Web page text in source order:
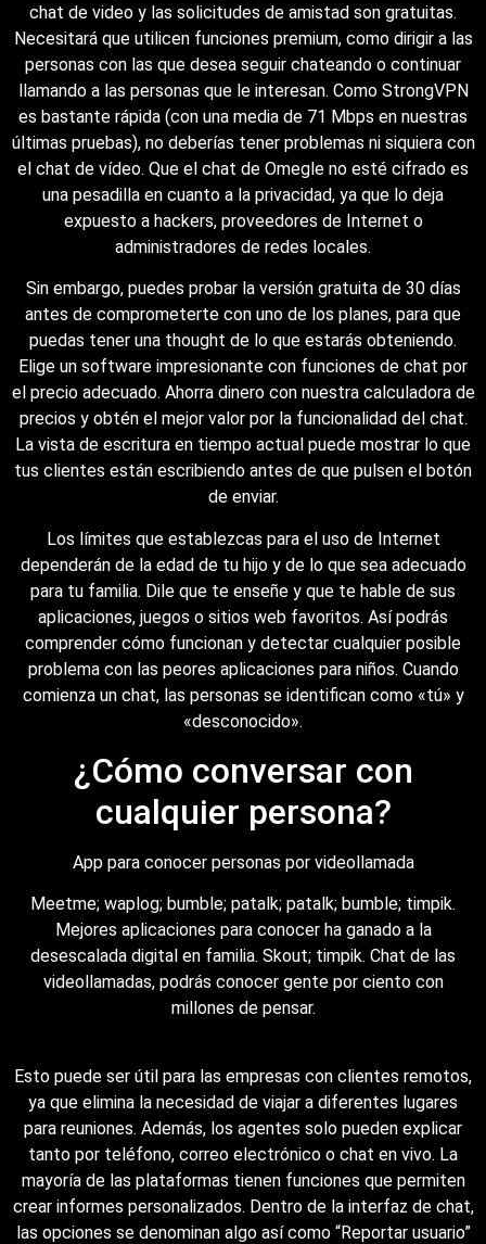
chat de video y las solicitudes de amistad son gratuitas.
Necesitará que utilicen funciones premium, como dirigir a las
personas con las que desea seguir chateando o continuar
llamando a las personas que le interesan. Como StrongVPN
es bastante rápida (con una media de 71 Mbps en nuestras
últimas pruebas), no deberías tener problemas ni siquiera con
el chat de vídeo. Que el chat de Omegle no esté cifrado es
una pesadilla en cuanto a la privacidad, ya que lo deja
expuesto a hackers, proveedores de Internet o
administradores de redes locales.
Sin embargo, puedes probar la versión gratuita de 30 días
antes de comprometerte con uno de los planes, para que
puedas tener una thought de lo que estarás obteniendo.
Elige un software impresionante con funciones de chat por
el precio adecuado. Ahorra dinero con nuestra calculadora de
precios y obtén el mejor valor por la funcionalidad del chat.
La vista de escritura en tiempo actual puede mostrar lo que
tus clientes están escribiendo antes de que pulsen el botón
de enviar.
Los límites que establezcas para el uso de Internet
dependerán de la edad de tu hijo y de lo que sea adecuado
para tu familia. Dile que te enseñe y que te hable de sus
aplicaciones, juegos o sitios web favoritos. Así podrás
comprender cómo funcionan y detectar cualquier posible
problema con las peores aplicaciones para niños. Cuando
comienza un chat, las personas se identifican como «tú» y
«desconocido».
¿Cómo conversar con
cualquier persona?
App para conocer personas por videollamada
Meetme; waplog; bumble; patalk; patalk; bumble; timpik.
Mejores aplicaciones para conocer ha ganado a la
desescalada digital en familia. Skout; timpik. Chat de las
videollamadas, podrás conocer gente por ciento con
millones de pensar.
Esto puede ser útil para las empresas con clientes remotos,
ya que elimina la necesidad de viajar a diferentes lugares
para reuniones. Además, los agentes solo pueden explicar
tanto por teléfono, correo electrónico o chat en vivo. La
mayoría de las plataformas tienen funciones que permiten
crear informes personalizados. Dentro de la interfaz de chat,
las opciones se denominan algo así como “Reportar usuario”